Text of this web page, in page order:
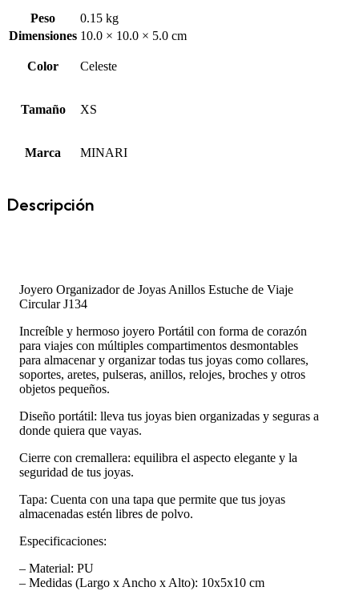
Peso
0.15 kg
Dimensiones 10.0 × 10.0 × 5.0 cm
Color Celeste
Tamaño XS
Marca MINARI
Descripción
Joyero Organizador de Joyas Anillos Estuche de Viaje
Circular J134
Increíble y hermoso joyero Portátil con forma de corazón
para viajes con múltiples compartimentos desmontables
para almacenar y organizar todas tus joyas como collares,
soportes, aretes, pulseras, anillos, relojes, broches y otros
objetos pequeños.
Diseño portátil: lleva tus joyas bien organizadas y seguras a
donde quiera que vayas.
Cierre con cremallera: equilibra el aspecto elegante y la
seguridad de tus joyas.
Tapa: Cuenta con una tapa que permite que tus joyas
almacenadas estén libres de polvo.
Especificaciones:
– Material: PU
– Medidas (Largo x Ancho x Alto): 10x5x10 cm